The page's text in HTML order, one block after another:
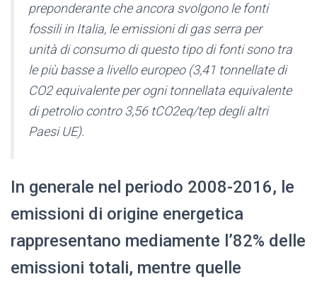
preponderante che ancora svolgono le fonti
fossili in Italia, le emissioni di gas serra per
unità di consumo di questo tipo di fonti sono tra
le più basse a livello europeo (3,41 tonnellate di
CO2 equivalente per ogni tonnellata equivalente
di petrolio contro 3,56 tCO2eq/tep degli altri
Paesi UE).
In generale nel periodo 2008-2016, le
emissioni di origine energetica
rappresentano mediamente l’82% delle
emissioni totali, mentre quelle